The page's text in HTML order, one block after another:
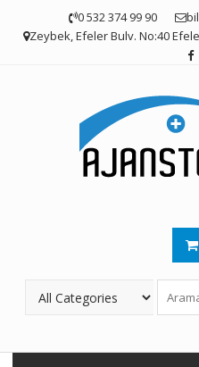
0 532 374 99 90
Zeybek, Efeler Bulv. No:40